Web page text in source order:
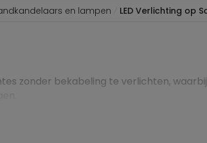
en lampen LED Verlichting op
zonder bekabeling te verlichten,